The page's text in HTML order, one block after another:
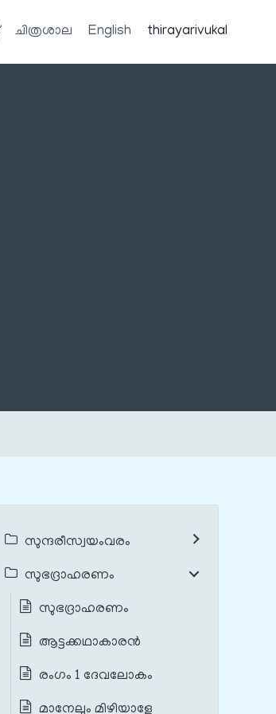
ചിത്രശാല English thirayarivukal
സുന്ദരീസ്വയംവരം
സുഭദ്രാഹരണം
സുഭദ്രാഹരണം
ആട്ടക്കഥാകാരൻ
രംഗം 1 ദേവലോകം
മാനേലും മിഴിയാളേ